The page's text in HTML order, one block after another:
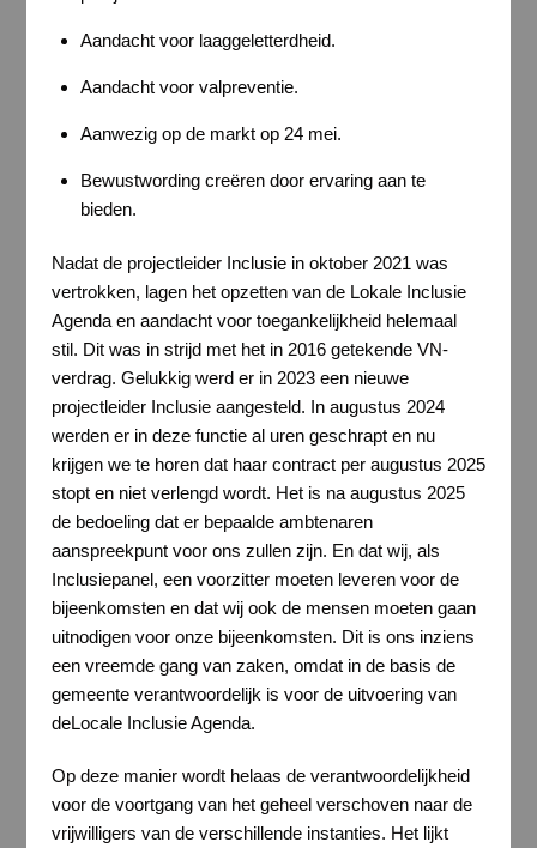
Aandacht voor laaggeletterdheid.
Aandacht voor valpreventie.
Aanwezig op de markt op 24 mei.
Bewustwording creëren door ervaring aan te
bieden.
Nadat de projectleider Inclusie in oktober 2021 was
vertrokken, lagen het opzetten van de Lokale Inclusie
Agenda en aandacht voor toegankelijkheid helemaal
stil. Dit was in strijd met het in 2016 getekende VN-
verdrag. Gelukkig werd er in 2023 een nieuwe
projectleider Inclusie aangesteld. In augustus 2024
werden er in deze functie al uren geschrapt en nu
krijgen we te horen dat haar contract per augustus 2025
stopt en niet verlengd wordt. Het is na augustus 2025
de bedoeling dat er bepaalde ambtenaren
aanspreekpunt voor ons zullen zijn. En dat wij, als
Inclusiepanel, een voorzitter moeten leveren voor de
bijeenkomsten en dat wij ook de mensen moeten gaan
uitnodigen voor onze bijeenkomsten. Dit is ons inziens
een vreemde gang van zaken, omdat in de basis de
gemeente verantwoordelijk is voor de uitvoering van
deLocale Inclusie Agenda.
Op deze manier wordt helaas de verantwoordelijkheid
voor de voortgang van het geheel verschoven naar de
vrijwilligers van de verschillende instanties. Het lijkt